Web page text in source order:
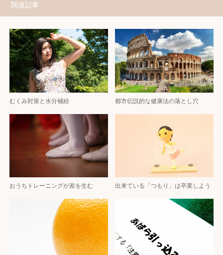
関連記事
むくみ対策と水分補給 都市伝説的な健康法の落とし穴
おうちトレーニングが差を生む 出来ている「つもり」は卒業しよう